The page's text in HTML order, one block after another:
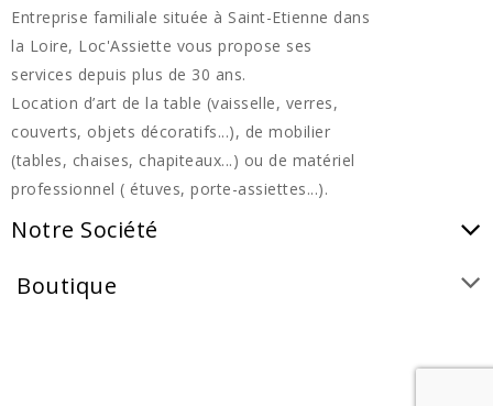
Entreprise familiale située à Saint-Etienne dans
la Loire, Loc'Assiette vous propose ses
services depuis plus de 30 ans.
Location d’art de la table (vaisselle, verres,
couverts, objets décoratifs...), de mobilier
(tables, chaises, chapiteaux...) ou de matériel
professionnel ( étuves, porte-assiettes...).
Notre Société
Boutique